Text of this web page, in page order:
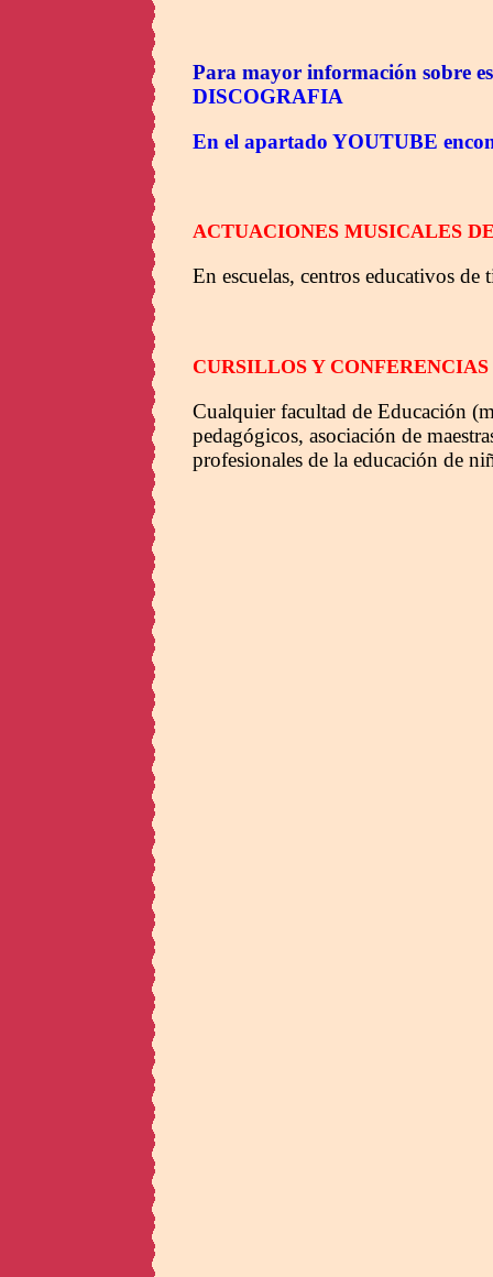
Para mayor información sobre
DISCOGRAFIA
En el apartado YOUTUBE
ACTUACIONES MUSICALES
En escuelas, centros educativos
CURSILLOS Y
Cualquier facultad de Educación
pedagógicos, asociación de
profesionales de la educación de